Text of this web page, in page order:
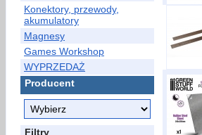
Konektory, przewody,
akumulatory
Magnesy
Games Workshop
WYPRZEDAŻ
Producent
Filtry